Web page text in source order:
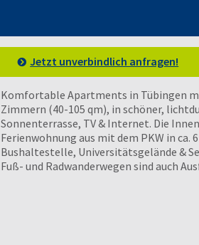
Jetzt unverbindlich anfragen!
Komfortable Apartments in Tübingen
Zimmern (40-105 qm), in schöner,
Sonnenterrasse, TV & Internet. Die
Ferienwohnung aus mit dem PKW in ca.
Bushaltestelle, Universitätsgelände &
Fuß- und Radwanderwegen sind auch